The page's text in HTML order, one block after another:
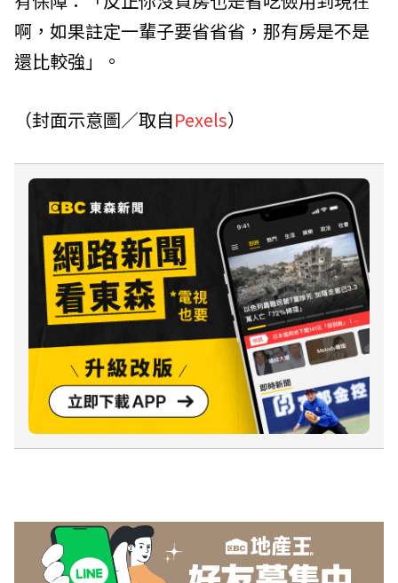
啊，如果註定一輩子要省省省，那有房是不是
還比較強」。
（封面示意圖／取自Pexels）